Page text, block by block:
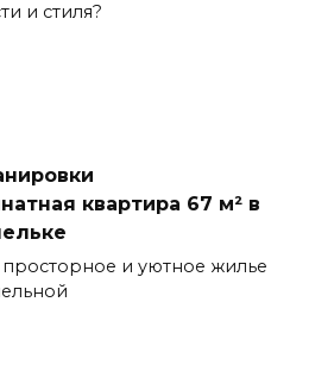
и стиля?
квартира 67 м² в
просторное и уютное жилье